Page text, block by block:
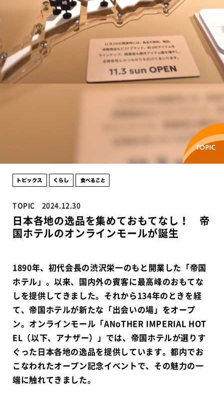
TOPIC 2024.12.30
日本各地の逸品を集めておもてなし！ 帝
国ホテルのオンラインモールが誕生
1890年、初代会長の渋沢栄一のもと開業した「帝国
ホテル」。以来、国内外の賓客に最高峰のおもてな
しを提供してきました。それから134年のときを経
て、帝国ホテルが新たな「出会いの場」をオープ
ン。オンラインモール「ANoTHER IMPERIAL HOT
EL（以下、アナザー）」では、帝国ホテルが選りす
ぐった日本各地の逸品を提供しています。都内でお
こなわれたオープン記念イベントで、その魅力の一
端に触れてきました。